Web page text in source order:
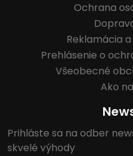
Ochrana
Reklamácia
Prehlásenie o
Všeobecné
Ako
Prihláste sa na odber
skvelé výhody